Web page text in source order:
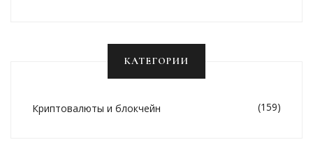
КАТЕГОРИИ
Криптовалюты и блокчейн (159)